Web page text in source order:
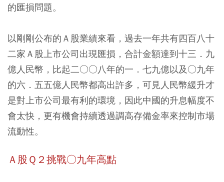
的匯損問題。
以剛剛公布的Ａ股業績來看，過去一年共有四百八十
二家Ａ股上市公司出現匯損，合計金額達到十三．九
億人民幣，比起二○○八年的一．七九億以及○九年
的六．五五億人民幣都高出許多，可見人民幣緩升才
是對上市公司最有利的環境，因此中國的升息幅度不
會太快，更有機會持續透過調高存備金率來控制市場
流動性。
Ａ股Ｑ２挑戰○九年高點